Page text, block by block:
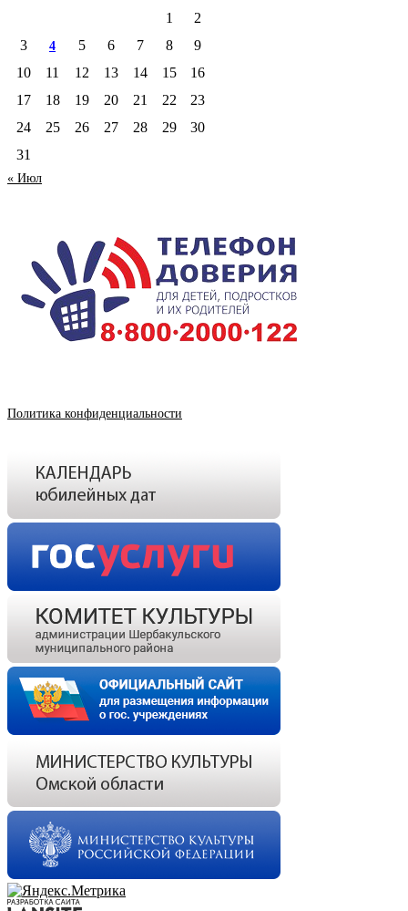
1
2
3
4 5 6 7 8
9
10
11 12 13 14 15
16
17
18 19 20 21 22
23
24
25 26 27 28 29
30
31
« Июл
Политика конфиденциальности